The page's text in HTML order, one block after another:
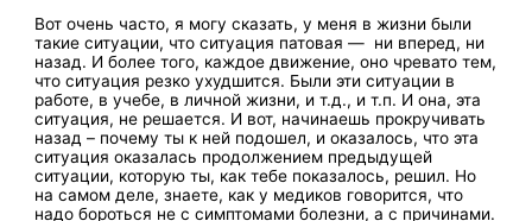
Вот очень часто, я могу сказать, у меня в жизни были
такие ситуации, что ситуация патовая — ни вперед, ни
назад. И более того, каждое движение, оно чревато тем,
что ситуация резко ухудшится. Были эти ситуации в
работе, в учебе, в личной жизни, и т.д., и т.п. И она, эта
ситуация, не решается. И вот, начинаешь прокручивать
назад – почему ты к ней подошел, и оказалось, что эта
ситуация оказалась продолжением предыдущей
ситуации, которую ты, как тебе показалось, решил. Но
на самом деле, знаете, как у медиков говорится, что
надо бороться не с симптомами болезни, а с причинами.